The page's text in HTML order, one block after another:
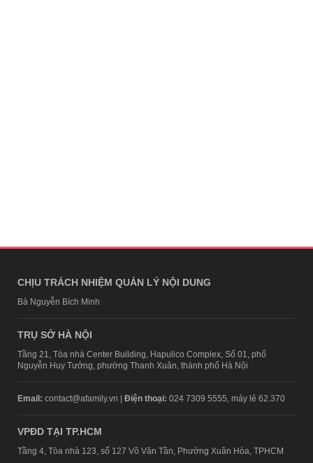
CHỊU TRÁCH NHIỆM QUẢN LÝ NỘI DUNG
Bà Nguyễn Bích Minh
TRỤ SỞ HÀ NỘI
Tầng 21, Tòa nhà Center Building, Hapulico Complex, Số 01, phố
Nguyễn Huy Tưởng, phường Thanh Xuân, thành phố Hà Nội
Email: contact@afamily.vn | Điện thoại: 024 7309 5555, máy lẻ 62.370
VPĐD TẠI TP.HCM
Tầng 4, Tòa nhà 123, số 127 Võ Văn Tần, Phường Xuân Hòa, TPHCM